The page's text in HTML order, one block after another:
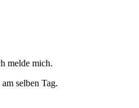
melde mich.
selben Tag.